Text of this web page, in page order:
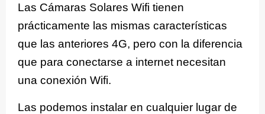
Las Cámaras Solares Wifi tienen
prácticamente las mismas características
que las anteriores 4G, pero con la diferencia
que para conectarse a internet necesitan
una conexión Wifi.
Las podemos instalar en cualquier lugar de